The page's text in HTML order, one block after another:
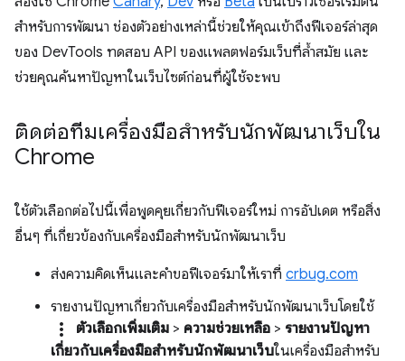
สำหรับการพัฒนา ช่องตัวอย่างเหล่านี้ช่วยให้คุณเข้าถึงฟีเจอร์ล่าสุด
ของ DevTools ทดสอบ API ของแพลตฟอร์มเว็บที่ล้ำสมัย และ
ช่วยคุณค้นหาปัญหาในเว็บไซต์ก่อนที่ผู้ใช้จะพบ
ติดต่อทีมเครื่องมือสำหรับนักพัฒนาเว็บใน
Chrome
ใช้ตัวเลือกต่อไปนี้เพื่อพูดคุยเกี่ยวกับฟีเจอร์ใหม่ การอัปเดต หรือสิ่ง
อื่นๆ ที่เกี่ยวข้องกับเครื่องมือสำหรับนักพัฒนาเว็บ
ส่งความคิดเห็นและคำขอฟีเจอร์มาให้เราที่ crbug.com
รายงานปัญหาเกี่ยวกับเครื่องมือสำหรับนักพัฒนาเว็บโดยใช้
more_vert ตัวเลือกเพิ่มเติม > ความช่วยเหลือ > รายงานปัญหา
เกี่ยวกับเครื่องมือสำหรับนักพัฒนาเว็บในเครื่องมือสำหรับ